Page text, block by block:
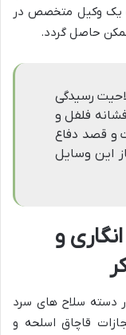
یک وکیل متخصص در
حاصل گردد.
رسیدگی
فلفل و
و قصد دفاع
این وسایل
و
دسته سلاح های سرد
قاچاق اسلحه و